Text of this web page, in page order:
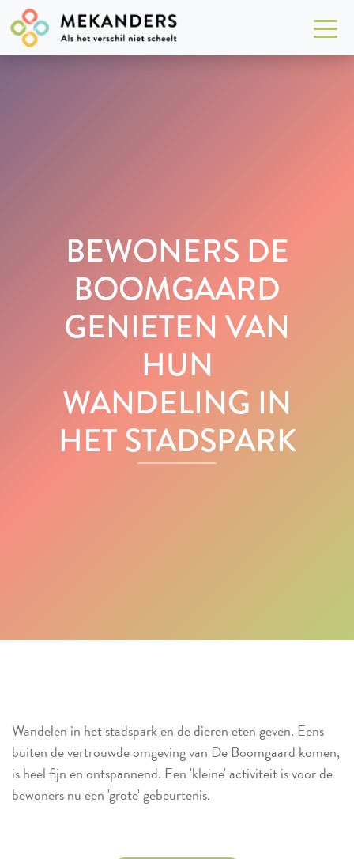
BEWONERS DE
BOOMGAARD
GENIETEN VAN
HUN
WANDELING IN
HET STADSPARK
Wandelen in het stadspark en de dieren eten geven. Eens
buiten de vertrouwde omgeving van De Boomgaard komen,
is heel fijn en ontspannend. Een 'kleine' activiteit is voor de
bewoners nu een 'grote' gebeurtenis.